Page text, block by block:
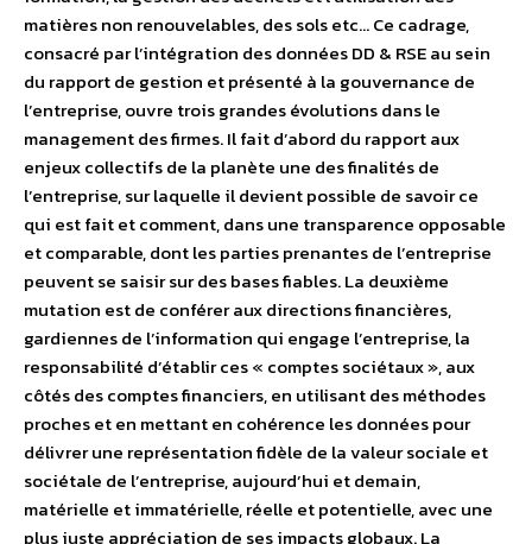
matières non renouvelables, des sols etc… Ce cadrage,
consacré par l’intégration des données DD & RSE au sein
du rapport de gestion et présenté à la gouvernance de
l’entreprise, ouvre trois grandes évolutions dans le
management des firmes. Il fait d’abord du rapport aux
enjeux collectifs de la planète une des finalités de
l’entreprise, sur laquelle il devient possible de savoir ce
qui est fait et comment, dans une transparence opposable
et comparable, dont les parties prenantes de l’entreprise
peuvent se saisir sur des bases fiables. La deuxième
mutation est de conférer aux directions financières,
gardiennes de l’information qui engage l’entreprise, la
responsabilité d’établir ces « comptes sociétaux », aux
côtés des comptes financiers, en utilisant des méthodes
proches et en mettant en cohérence les données pour
délivrer une représentation fidèle de la valeur sociale et
sociétale de l’entreprise, aujourd’hui et demain,
matérielle et immatérielle, réelle et potentielle, avec une
plus juste appréciation de ses impacts globaux. La